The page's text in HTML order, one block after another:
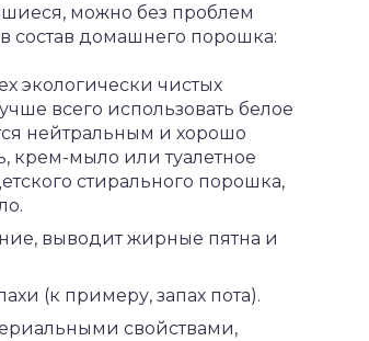
можно без проблем
состав домашнего порошка:
экологически чистых
всего использовать белое
нейтральным и хорошо
крем-мыло или туалетное
стирального порошка,
выводит жирные пятна и
(к примеру, запах пота).
свойствами,